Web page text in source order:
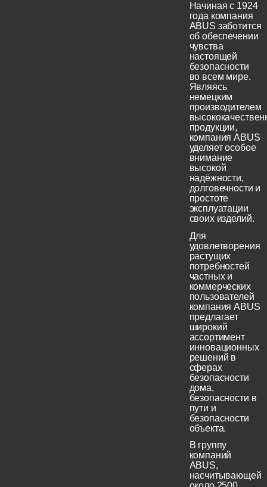
Начиная с 1924
года компания
ABUS заботится
об обеспечении
чувства
настоящей
безопасности
во всем мире.
Являясь
немецким
производителем
продукции,
компания ABUS
уделяет особое
внимание
высокой
надёжности,
долговечности и
простоте
эксплуатации
своих изделий.
Для
удовлетворения
растущих
потребностей
частных и
коммерческих
пользователей
компания ABUS
предлагает
широкий
ассортимент
инновационных
решений в
сферах
безопасности
дома,
безопасности в
пути и
безопасности
объекта.
В группу
компаний
ABUS,
насчитывающей